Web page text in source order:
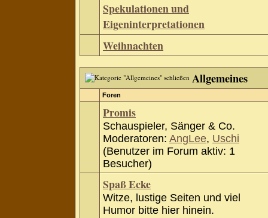
Spekulationen und
Eigeninterpretationen
Weihnachten
Allgemeines
Foren
Promis
Schauspieler, Sänger & Co.
Moderatoren: AngLee, Uschi
(Benutzer im Forum aktiv: 1
Besucher)
Spaß Ecke
Witze, lustige Seiten und viel
Humor bitte hier hinein.